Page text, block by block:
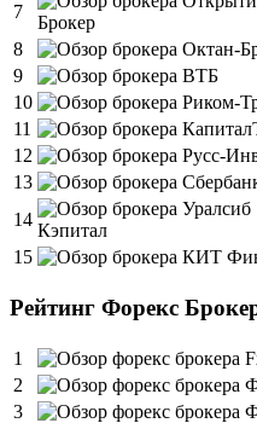
7
8
9
10
11
12
13
14
15
Рейтинг Форекс
1
2
3